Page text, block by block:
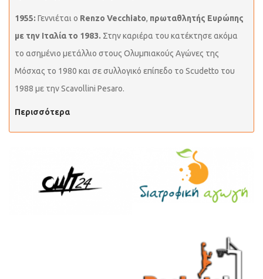
1955: Γεννιέται ο Renzo Vecchiato, πρωταθλητής Ευρώπης
με την Ιταλία το 1983. Στην καριέρα του κατέκτησε ακόμα
το ασημένιο μετάλλιο στους Ολυμπιακούς Αγώνες της
Μόσχας το 1980 και σε συλλογικό επίπεδο το Scudetto του
1988 με την Scavollini Pesaro.
Περισσότερα